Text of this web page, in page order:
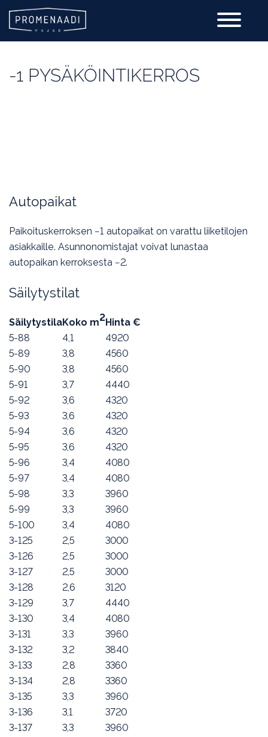
Fin Eng Rus Est
Liiketilat
YHTEYSTIEDOT
-1 PYSÄKÖINTIKERROS
Autopaikat
Paikoituskerroksen −1 autopaikat on varattu liiketilojen
asiakkaille. Asunnonomistajat voivat lunastaa
autopaikan kerroksesta −2.
Säilytystilat
SäilytystilaKoko m2Hinta €
5-88
4,1
4920
5-89
3,8
4560
5-90
3,8
4560
5-91
3,7
4440
5-92
3,6
4320
5-93
3,6
4320
5-94
3,6
4320
5-95
3,6
4320
5-96
3,4
4080
5-97
3,4
4080
5-98
3,3
3960
5-99
3,3
3960
5-100
3,4
4080
3-125
2,5
3000
3-126
2,5
3000
3-127
2,5
3000
3-128
2,6
3120
3-129
3,7
4440
3-130
3,4
4080
3-131
3,3
3960
3-132
3,2
3840
3-133
2,8
3360
3-134
2,8
3360
3-135
3,3
3960
3-136
3,1
3720
3-137
3,3
3960